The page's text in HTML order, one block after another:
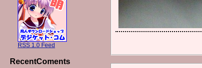
RSS 1.0 Feed
RecentComents